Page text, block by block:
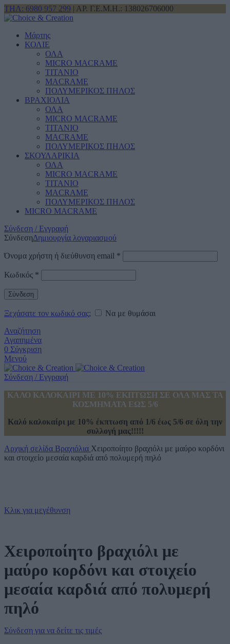
ΤΗΛ: 6980 957 299 | ΑΡ. Γ.Ε.Μ.Η.: 138026706000
Μάρτης
ΚΟΛΙΕ
ΟΛΑ
MICRO MACRAME
ΤΙΤΑΝΙΟ
MACRAME
ΠΟΛΥΜΕΡΙΚΟΣ ΠΗΛΟΣ
ΒΡΑΧΙΟΛΙΑ
ΟΛΑ
MICRO MACRAME
ΤΙΤΑΝΙΟ
MACRAME
ΠΟΛΥΜΕΡΙΚΟΣ ΠΗΛΟΣ
ΣΚΟΥΛΑΡΙΚΙΑ
ΟΛΑ
MICRO MACRAME
ΤΙΤΑΝΙΟ
MACRAME
ΠΟΛΥΜΕΡΙΚΟΣ ΠΗΛΟΣ
MICRO MACRAME
Σύνδεση / Εγγραφή
ΣύνδεσηΔημιουργία λογαριασμού
Όνομα χρήστη ή διεύθυνση email *
Κωδικός *
Σύνδεση
Ξεχάσατε τον κωδικό σας;
Να με θυμάσαι
Αναζήτηση
Αγαπημένα
0 Σύγκριση
Μενού
Σύνδεση / Εγγραφή
ΚΑΛΟ ΚΑΛΟΚΑΙΡΙ ΜΕ 10% ΕΚΠΤΩΣΗ ΣΕ ΟΛΑ ΜΑΣ ΤΑ
ΚΟΣΜΗΜΑΤΑ ΕΩΣ 5/6
Καλό καλοκαίρι με 10% έκπτωση από 1/6 έως 5/6 σε όλη την
συλλογή μας!!!!!
Αρχική σελίδα Βραχιόλια Χειροποίητο βραχιόλι με μαύρο κορδόνι
και στοιχείο μεσαία καρδιά από πολυμερή πηλό
Κλικ για μεγέθυνση
Χειροποίητο βραχιόλι με
μαύρο κορδόνι και στοιχείο
μεσαία καρδιά από πολυμερή
πηλό
Σύνδεση για να δείτε τις τιμές